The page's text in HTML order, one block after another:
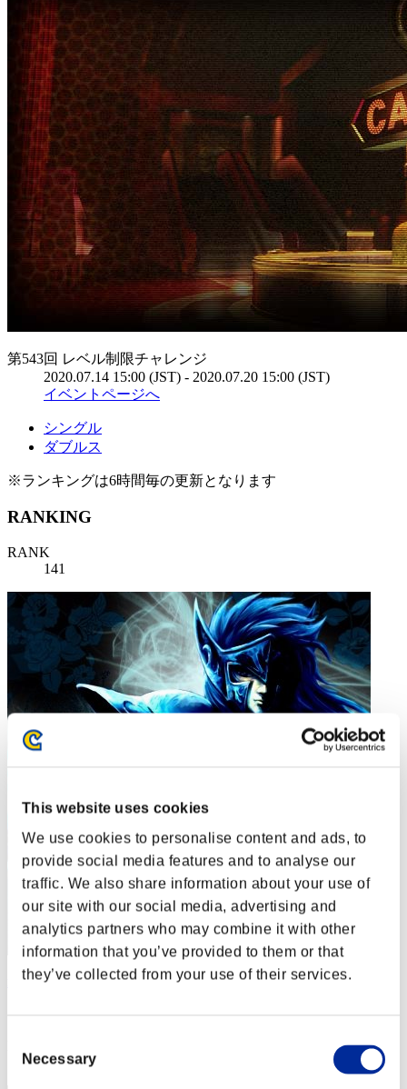
This website uses cookies
We use cookies to personalise content and ads, to
provide social media features and to analyse our
traffic. We also share information about your use of
our site with our social media, advertising and
analytics partners who may combine it with other
information that you’ve provided to them or that
they’ve collected from your use of their services.
Selection
Necessary
第543回 レベル制限チャレンジ
2020.07.14 15:00 (JST) - 2020.07.20 15:00 (JST)
イベントページへ
シングル
ダブルス
※ランキングは6時間毎の更新となります
RANKING
RANK
141
mendietahector
スコア:Lv:43/05'42"04
142